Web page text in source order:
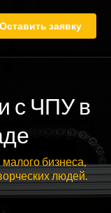
Оставить заявку
с ЧПУ в
бизнеса,
людей.